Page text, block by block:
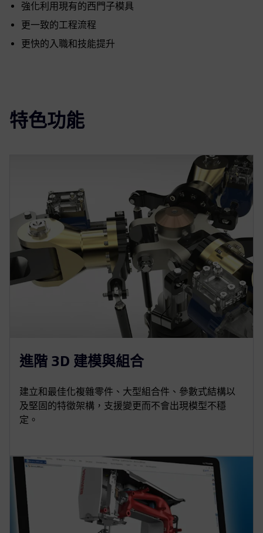
強化利用現有的西門子模具
更一致的工程流程
更快的入職和技能提升
特色功能
進階 3D 建模與組合
建立和最佳化複雜零件、大型組合件、參數式結構以
及堅固的特徵架構，支援變更而不會出現模型不穩
定。